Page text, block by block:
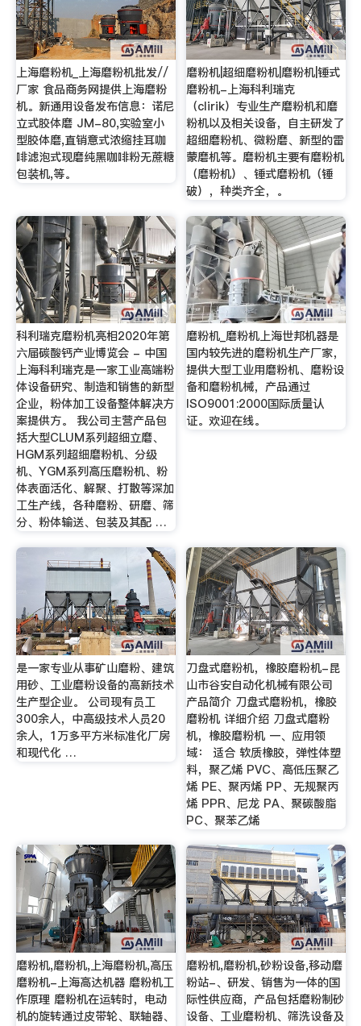
上海磨粉机_上海磨粉机批发//
厂家 食品商务网提供上海磨粉
机。新通用设备发布信息：诺尼
立式胶体磨 JM-80,实验室小
型胶体磨,直销意式浓缩挂耳咖
啡滤泡式现磨纯黑咖啡粉无蔗糖
包装机,等。
磨粉机|超细磨粉机|磨粉机|锤式
磨粉机-上海科利瑞克
（clirik）专业生产磨粉机和磨
粉机以及相关设备，自主研发了
超细磨粉机、微粉磨、新型的雷
蒙磨机等。磨粉机主要有磨粉机
（磨粉机）、锤式磨粉机（锤
破），种类齐全，。
科利瑞克磨粉机亮相2020年第
六届碳酸钙产业博览会 - 中国
上海科利瑞克是一家工业高端粉
体设备研究、制造和销售的新型
企业，粉体加工设备整体解决方
案提供方。 我公司主营产品包
括大型CLUM系列超细立磨、
HGM系列超细磨粉机、分级
机、YGM系列高压磨粉机、粉
体表面活化、解聚、打散等深加
工生产线，各种磨粉、研磨、筛
分、粉体输送、包装及其配 …
磨粉机_磨粉机上海世邦机器是
国内较先进的磨粉机生产厂家，
提供大型工业用磨粉机、磨粉设
备和磨粉机械，产品通过
ISO9001:2000国际质量认
证。欢迎在线。
是一家专业从事矿山磨粉、建筑
用砂、工业磨粉设备的高新技术
生产型企业。 公司现有员工
300余人，中高级技术人员20
余人，1万多平方米标准化厂房
和现代化 …
刀盘式磨粉机，橡胶磨粉机-昆
山市谷安自动化机械有限公司
产品简介 刀盘式磨粉机，橡胶
磨粉机 详细介绍 刀盘式磨粉
机，橡胶磨粉机 一、应用领
域： 适合 软质橡胶，弹性体塑
料，聚乙烯 PVC、高低压聚乙
烯 PE、聚丙烯 PP、无规聚丙
烯 PPR、尼龙 PA、聚碳酸脂
PC、聚苯乙烯
磨粉机,磨粉机,上海磨粉机,高压
磨粉机-上海高达机器 磨粉机工
作原理 磨粉机在运转时，电动
机的旋转通过皮带轮、联轴器、
磨粉机,磨粉机,砂粉设备,移动磨
粉站-、研发、销售为一体的国
际性供应商，产品包括磨粉制砂
设备、工业磨粉机、筛洗设备及